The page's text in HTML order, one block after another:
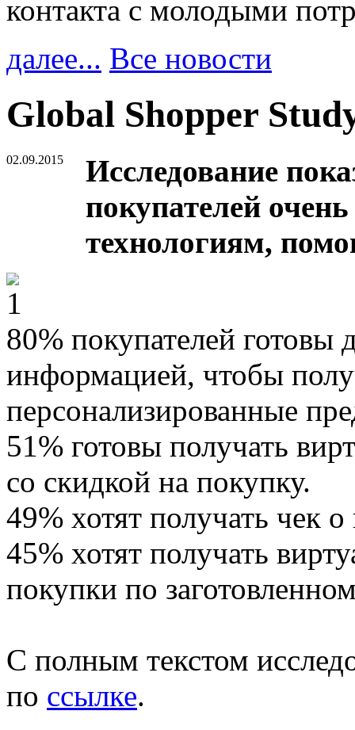
контакта с молодыми
далее... Все новости
Global Shopper
02.09.2015
Исследование
покупателей
технологиям,
80% покупателей готовы
информацией, чтобы
персонализированные
51% готовы получать
со скидкой на покупку.
49% хотят получать чек
45% хотят получать
покупки по
С полным текстом
по ссылке.